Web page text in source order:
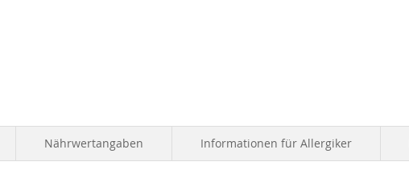
Nährwertangaben Informationen für Allergiker